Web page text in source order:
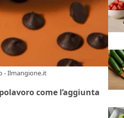
- Ilmangione.it
come l’aggiunta